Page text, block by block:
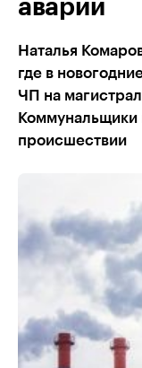
аварий
Наталья
где в
ЧП на
Коммунальщики
происшествии